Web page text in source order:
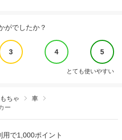
がでしたか？
3 4 5
とても使いやすい
ちゃ
車
ー
で1,000ポイント